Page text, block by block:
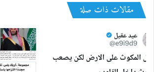
مقالات ذات صلة